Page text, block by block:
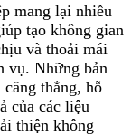
mang lại nhiều
tạo không gian
và thoải mái
vụ. Những bản
thẳng, hỗ
của các liệu
thiện không